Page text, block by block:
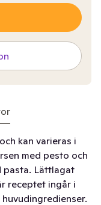
kan varieras i
med pesto och
pasta. Lättlagat
receptet ingår i